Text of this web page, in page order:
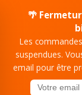
🌴
Les
suspendues.
email pour être